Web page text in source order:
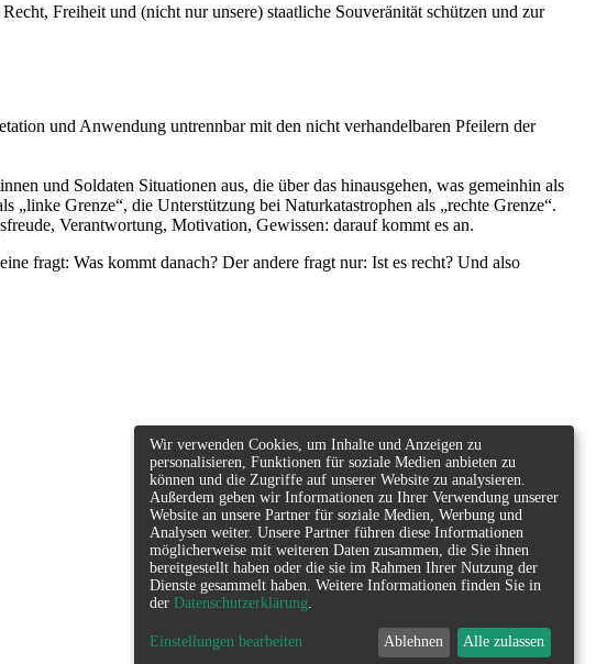
Freiheit und (nicht nur unsere) staatliche Souveränität schützen und zur
und Anwendung untrennbar mit den nicht verhandelbaren Pfeilern der
und Soldaten Situationen aus, die über das hinausgehen, was gemeinhin als
Grenze“, die Unterstützung bei Naturkatastrophen als „rechte Grenze“.
Verantwortung, Motivation, Gewissen: darauf kommt es an.
fragt: Was kommt danach? Der andere fragt nur: Ist es recht? Und also
Wir verwenden Cookies, um Inhalte und Anzeigen zu
personalisieren, Funktionen für soziale Medien anbieten zu
können und die Zugriffe auf unserer Website zu analysieren.
Außerdem geben wir Informationen zu Ihrer Verwendung unserer
Website an unsere Partner für soziale Medien, Werbung und
Analysen weiter. Unsere Partner führen diese Informationen
möglicherweise mit weiteren Daten zusammen, die Sie ihnen
bereitgestellt haben oder die sie im Rahmen Ihrer Nutzung der
Dienste gesammelt haben. Weitere Informationen finden Sie in
der Datenschutzerklärung
Einstellungen bearbeiten Ablehnen Alle zulassen